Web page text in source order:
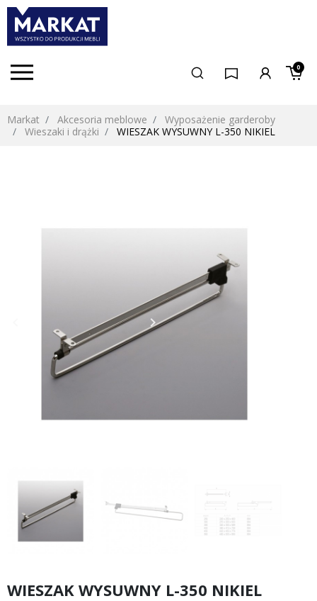
0
Markat Akcesoria meblowe
Wyposażenie garderoby
Wieszaki i drążki
WIESZAK WYSUWNY L-350 NIKIEL
Poprzedni Następny
keyboard_arrow_right
WIESZAK WYSUWNY L-350 NIKIEL